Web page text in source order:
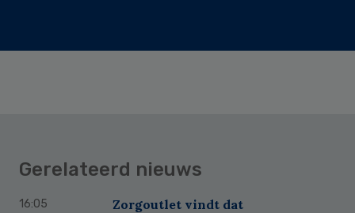
Gerelateerd nieuws
16:05
Zorgoutlet vindt dat